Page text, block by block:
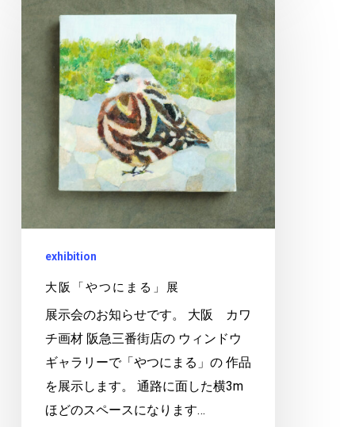
つ
exhibition
大阪「やつにまる」展
展示会のお知らせです。 大阪 カワ
チ画材 阪急三番街店の ウィンドウ
ギャラリーで「やつにまる」の 作品
を展示します。 通路に面した横3m
ほどのスペースになります…